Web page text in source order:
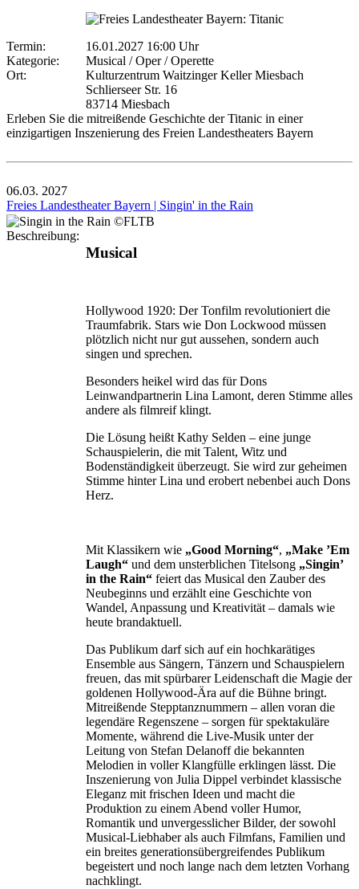
Termin:
16.01.2027 16:00 Uhr
Kategorie:
Musical / Oper / Operette
Ort:
Kulturzentrum Waitzinger Keller Miesbach
Schlierseer Str. 16
83714 Miesbach
Erleben Sie die mitreißende Geschichte der Titanic in einer
einzigartigen Inszenierung des Freien Landestheaters Bayern
06.03. 2027
Freies Landestheater Bayern | Singin' in the Rain
Beschreibung:
Musical
Hollywood 1920: Der Tonfilm revolutioniert die
Traumfabrik. Stars wie Don Lockwood müssen
plötzlich nicht nur gut aussehen, sondern auch
singen und sprechen.
Besonders heikel wird das für Dons
Leinwandpartnerin Lina Lamont, deren Stimme alles
andere als filmreif klingt.
Die Lösung heißt Kathy Selden – eine junge
Schauspielerin, die mit Talent, Witz und
Bodenständigkeit überzeugt. Sie wird zur geheimen
Stimme hinter Lina und erobert nebenbei auch Dons
Herz.
Mit Klassikern wie „Good Morning“, „Make ’Em
Laugh“ und dem unsterblichen Titelsong „Singin’
in the Rain“ feiert das Musical den Zauber des
Neubeginns und erzählt eine Geschichte von
Wandel, Anpassung und Kreativität – damals wie
heute brandaktuell.
Das Publikum darf sich auf ein hochkarätiges
Ensemble aus Sängern, Tänzern und Schauspielern
freuen, das mit spürbarer Leidenschaft die Magie der
goldenen Hollywood-Ära auf die Bühne bringt.
Mitreißende Stepptanznummern – allen voran die
legendäre Regenszene – sorgen für spektakuläre
Momente, während die Live-Musik unter der
Leitung von Stefan Delanoff die bekannten
Melodien in voller Klangfülle erklingen lässt. Die
Inszenierung von Julia Dippel verbindet klassische
Eleganz mit frischen Ideen und macht die
Produktion zu einem Abend voller Humor,
Romantik und unvergesslicher Bilder, der sowohl
Musical-Liebhaber als auch Filmfans, Familien und
ein breites generationsübergreifendes Publikum
begeistert und noch lange nach dem letzten Vorhang
nachklingt.